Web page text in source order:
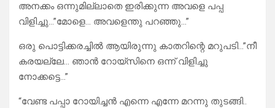
അനക്കം ഒന്നുമില്ലാതെ ഇരിക്കുന്ന അവളെ പപ്പ
വിളിച്ചു…”മോളെ… അവളെന്തു പറഞ്ഞു…”
ഒരു പൊട്ടിക്കരച്ചിൽ ആയിരുന്നു കാതറിന്റെ മറുപടി…”നീ
കരയല്ലേ… ഞാൻ റോയ്‌സിനെ ഒന്ന് വിളിച്ചു
നോക്കട്ടെ…”
“വേണ്ട പപ്പാ റോയിച്ചൻ എന്നെ എന്നേ മറന്നു തുടങ്ങി..